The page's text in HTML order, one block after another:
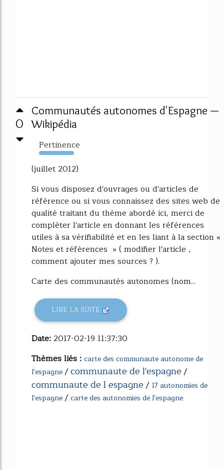
0
Communautés autonomes d'Espagne —
Wikipédia
Pertinence
1101%
(juillet 2012)
Si vous disposez d'ouvrages ou d'articles de
référence ou si vous connaissez des sites web de
qualité traitant du thème abordé ici, merci de
compléter l'article en donnant les références
utiles à sa vérifiabilité et en les liant à la section «
Notes et références » ( modifier l'article ,
comment ajouter mes sources ? ).
Carte des communautés autonomes (nom...
LIRE LA SUITE
Date: 2017-02-19 11:37:30
Thèmes liés : carte des communaute autonome de
l'espagne/communaute de l'espagne/
communaute de l espagne/ 17 autonomies de
l'espagne/ carte des autonomies de l'espagne